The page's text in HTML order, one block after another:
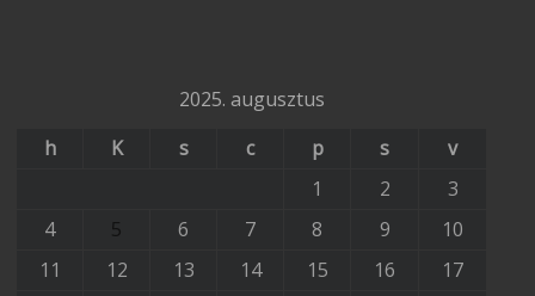
2025. augusztus
h
K s c p s
v
1
2
3
4
5 6 7 8 9
10
11
12 13 14 15 16
17